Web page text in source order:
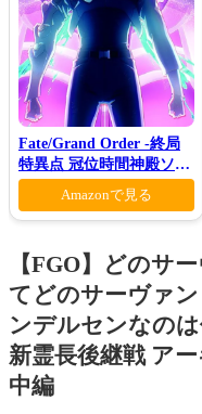
Fate/Grand Order -終局
特異点 冠位時間神殿ソロ
モン-(完全生産限定版)
Amazonで見る
【FGO】どのサ
てどのサーヴァ
ンデルセンなの
新霊長後継戦 ア
中編